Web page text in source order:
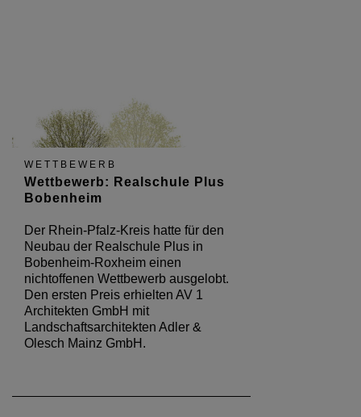
WETTBEWERB
Wettbewerb: Realschule Plus
Bobenheim
Der Rhein-Pfalz-Kreis hatte für den
Neubau der Realschule Plus in
Bobenheim-Roxheim einen
nichtoffenen Wettbewerb ausgelobt.
Den ersten Preis erhielten AV 1
Architekten GmbH mit
Landschaftsarchitekten Adler &
Olesch Mainz GmbH.